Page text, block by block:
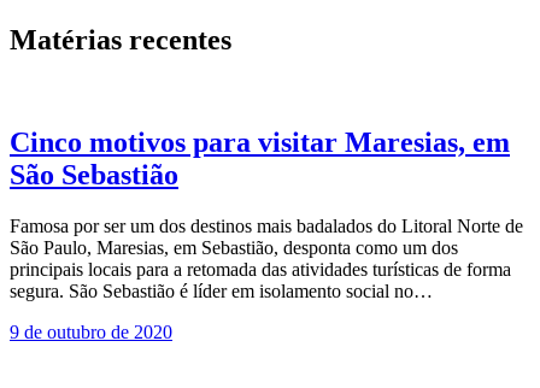
Matérias recentes
Cinco motivos para visitar Maresias, em
São Sebastião
Famosa por ser um dos destinos mais badalados do Litoral Norte de
São Paulo, Maresias, em Sebastião, desponta como um dos
principais locais para a retomada das atividades turísticas de forma
segura. São Sebastião é líder em isolamento social no…
9 de outubro de 2020